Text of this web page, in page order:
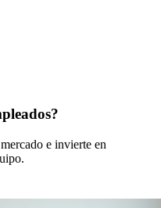
e invierte en